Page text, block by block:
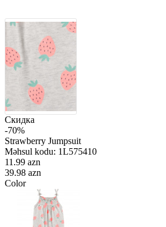
Скидка
-70%
Strawberry Jumpsuit
Məhsul kodu: 1L575410
11.99 azn
39.98 azn
Color